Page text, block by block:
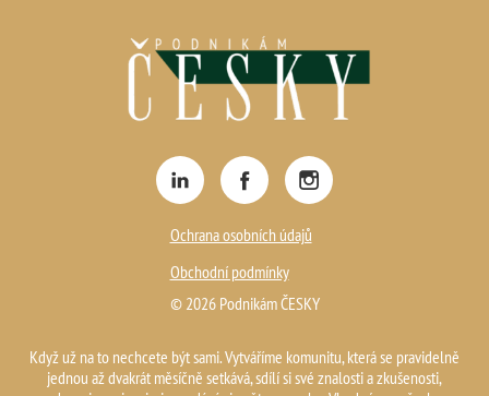
Ochrana osobních údajů
Obchodní podmínky
© 2026 Podnikám ČESKY
Když už na to nechcete být sami. Vytváříme komunitu, která se pravidelně
jednou až dvakrát měsíčně setkává, sdílí si své znalosti a zkušenosti,